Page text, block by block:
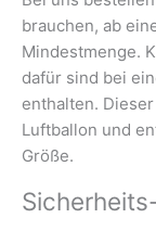
brauchen, ab
Mindestmenge.
dafür sind bei
enthalten.
Luftballon und
Größe.